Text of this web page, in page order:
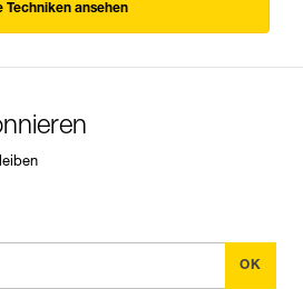
Techniken ansehen